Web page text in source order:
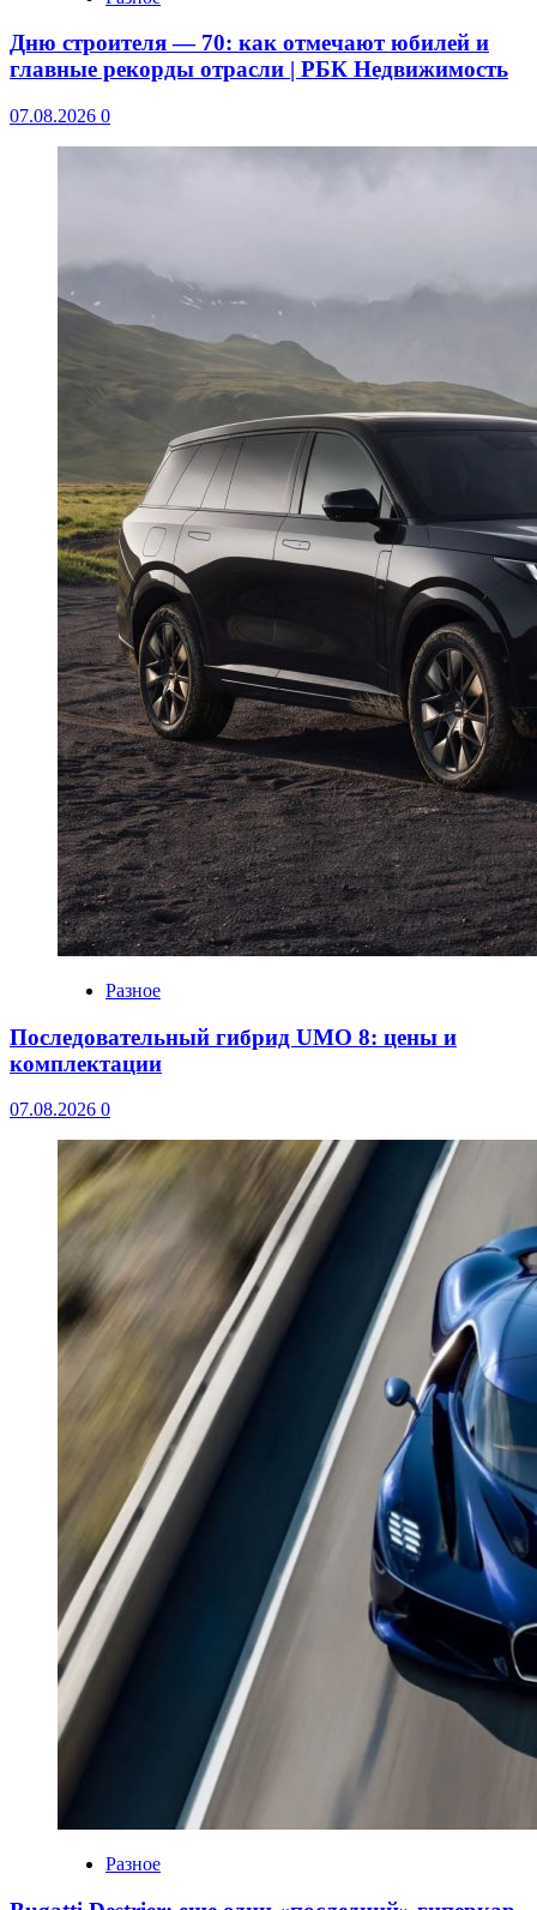
Дню строителя — 70: как отмечают юбилей и
главные рекорды отрасли | РБК Недвижимость
07.08.2026 0
Разное
Последовательный гибрид UMO 8: цены и
комплектации
07.08.2026 0
Разное